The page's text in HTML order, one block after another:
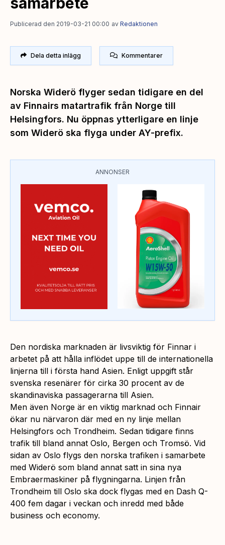
Publicerad den 2019-03-21 00:00 av Redaktionen
Dela detta inlägg Kommentarer
Norska Widerö flyger sedan tidigare en del
av Finnairs matartrafik från Norge till
Helsingfors. Nu öppnas ytterligare en linje
som Widerö ska flyga under AY-prefix.
ANNONSER
Den nordiska marknaden är livsviktig för Finnar i
arbetet på att hålla inflödet uppe till de internationella
linjerna till i första hand Asien. Enligt uppgift står
svenska resenärer för cirka 30 procent av de
skandinaviska passagerarna till Asien.
Men även Norge är en viktig marknad och Finnair
ökar nu närvaron där med en ny linje mellan
Helsingfors och Trondheim. Sedan tidigare finns
trafik till bland annat Oslo, Bergen och Tromsö. Vid
sidan av Oslo flygs den norska trafiken i samarbete
med Widerö som bland annat satt in sina nya
Embraermaskiner på flygningarna. Linjen från
Trondheim till Oslo ska dock flygas med en Dash Q-
400 fem dagar i veckan och inredd med både
business och economy.